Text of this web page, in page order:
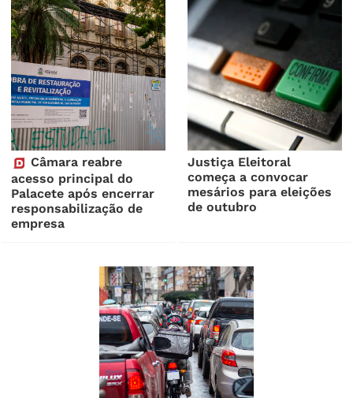
Câmara reabre
acesso principal do
Palacete após encerrar
responsabilização de
empresa
Justiça Eleitoral
começa a convocar
mesários para eleições
de outubro